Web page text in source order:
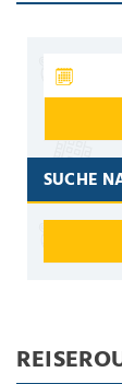
SUCHE